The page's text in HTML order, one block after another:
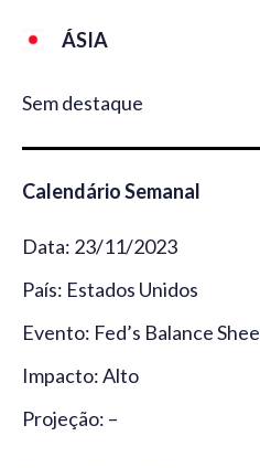
ÁSIA
Sem destaque
Calendário Semanal
Data: 23/11/2023
País: Estados Unidos
Evento: Fed’s Balance
Impacto: Alto
Projeção: –